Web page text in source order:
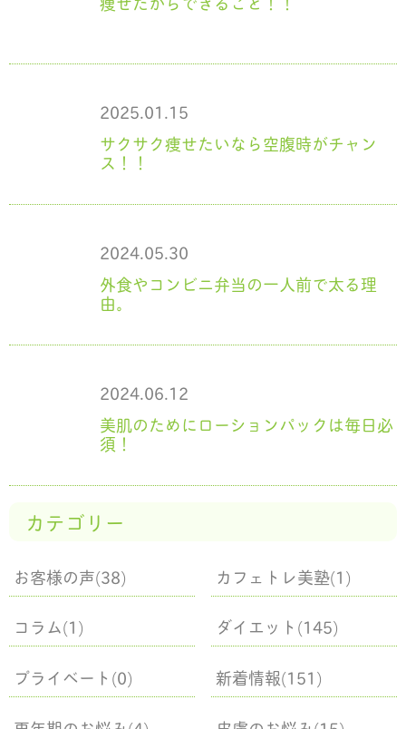
2025.01.15
サクサク痩せたいなら空腹時がチャン
ス！！
2024.05.30
外食やコンビニ弁当の一人前で太る理
由。
2024.06.12
美肌のためにローションパックは毎日必
須！
カテゴリー
お客様の声(38)
カフェトレ美塾(1)
コラム(1)
ダイエット(145)
プライベート(0)
新着情報(151)